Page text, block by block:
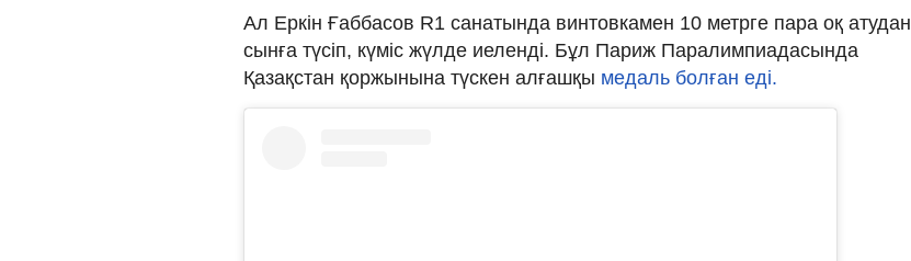
Ал Еркін Ғаббасов R1 санатында винтовкамен 10 метрге пара оқ атудан
сынға түсіп, күміс жүлде иеленді. Бұл Париж Паралимпиадасында
Қазақстан қоржынына түскен алғашқы медаль болған еді.